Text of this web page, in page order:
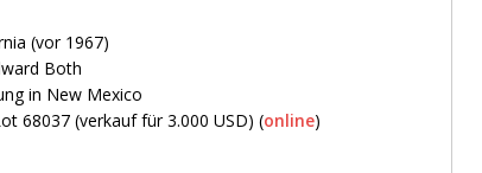
(vor 1967)
Both
in New Mexico
68037 (verkauf für 3.000 USD) (online)